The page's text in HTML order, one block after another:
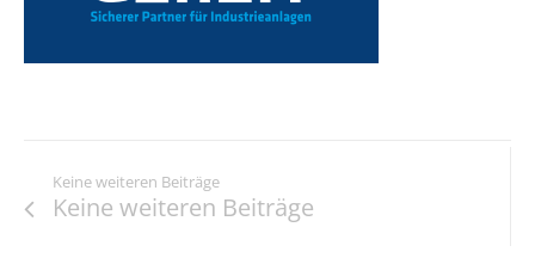
Keine weiteren Beiträge
Keine weiteren Beiträge